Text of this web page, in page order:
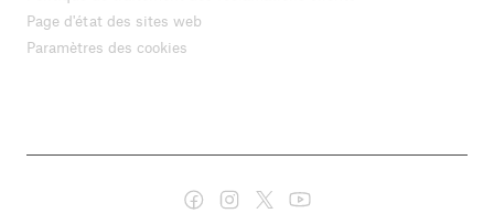
Page d'état des sites web
Paramètres des cookies